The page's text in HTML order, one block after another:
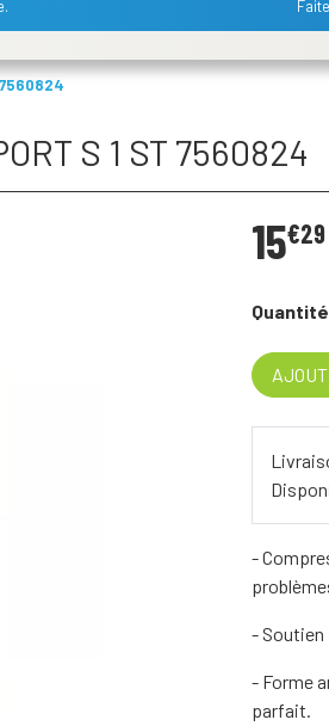
7560824
S 1 ST 7560824
15€29
Quantité
-
- Soutien
- Forme
parfait.